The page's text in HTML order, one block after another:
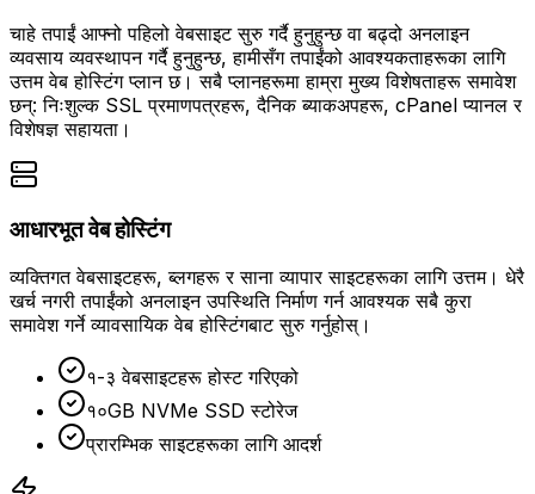
चाहे तपाईं आफ्नो पहिलो वेबसाइट सुरु गर्दै हुनुहुन्छ वा बढ्दो अनलाइन
व्यवसाय व्यवस्थापन गर्दै हुनुहुन्छ, हामीसँग तपाईंको आवश्यकताहरूका लागि
उत्तम वेब होस्टिंग प्लान छ। सबै प्लानहरूमा हाम्रा मुख्य विशेषताहरू समावेश
छन्: निःशुल्क SSL प्रमाणपत्रहरू, दैनिक ब्याकअपहरू, cPanel प्यानल र
विशेषज्ञ सहायता।
आधारभूत वेब होस्टिंग
व्यक्तिगत वेबसाइटहरू, ब्लगहरू र साना व्यापार साइटहरूका लागि उत्तम। धेरै
खर्च नगरी तपाईंको अनलाइन उपस्थिति निर्माण गर्न आवश्यक सबै कुरा
समावेश गर्ने व्यावसायिक वेब होस्टिंगबाट सुरु गर्नुहोस्।
१-३ वेबसाइटहरू होस्ट गरिएको
१०GB NVMe SSD स्टोरेज
प्रारम्भिक साइटहरूका लागि आदर्श